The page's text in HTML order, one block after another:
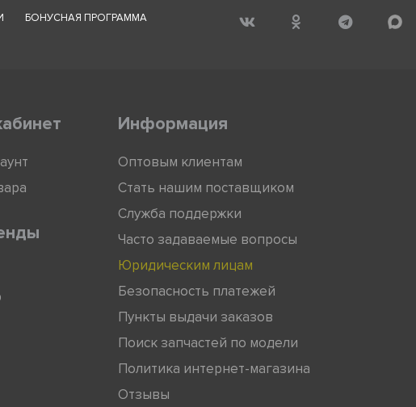
БОНУСНАЯ ПРОГРАММА
Информация
Оптовым клиентам
Стать нашим поставщиком
Служба поддержки
Часто задаваемые вопросы
Юридическим лицам
Безопасность платежей
Пункты выдачи заказов
Поиск запчастей по модели
Политика интернет-магазина
Отзывы